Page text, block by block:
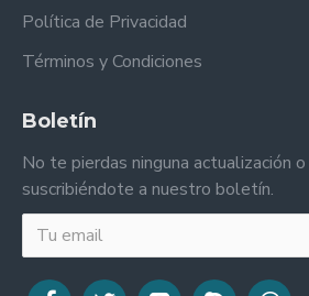
Política de Privacidad
Términos y Condiciones
Boletín
No te pierdas ninguna actualización
suscribiéndote a nuestro boletín.